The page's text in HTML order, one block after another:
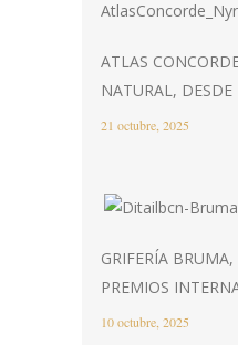
ATLAS
NATURAL,
21 octubre, 2025
GRIFERÍA
PREMIOS
10 octubre, 2025